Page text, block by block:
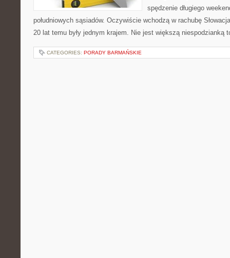
spędzenie długiego
południowych sąsiadów. Oczywiście wchodzą w rachubę
20 lat temu były jednym krajem. Nie jest większą
CATEGORIES: PORADY BARMAŃSKIE